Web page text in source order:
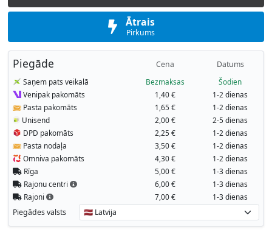
Ātrais
Pirkums
Piegāde Cena Datums
Saņem pats veikalā Bezmaksas
Šodien
Venipak pakomāts
1,40 €
1-2 dienas
Pasta pakomāts
1,65 €
1-2 dienas
Unisend
2,00 €
2-5 dienas
DPD pakomāts
2,25 €
1-2 dienas
Pasta nodaļa
3,50 €
1-2 dienas
Omniva pakomāts
4,30 €
1-2 dienas
Rīga
5,00 €
1-3 dienas
Rajonu centri
6,00 €
1-3 dienas
Rajoni
7,00 € 1-3 dienas
Piegādes valsts